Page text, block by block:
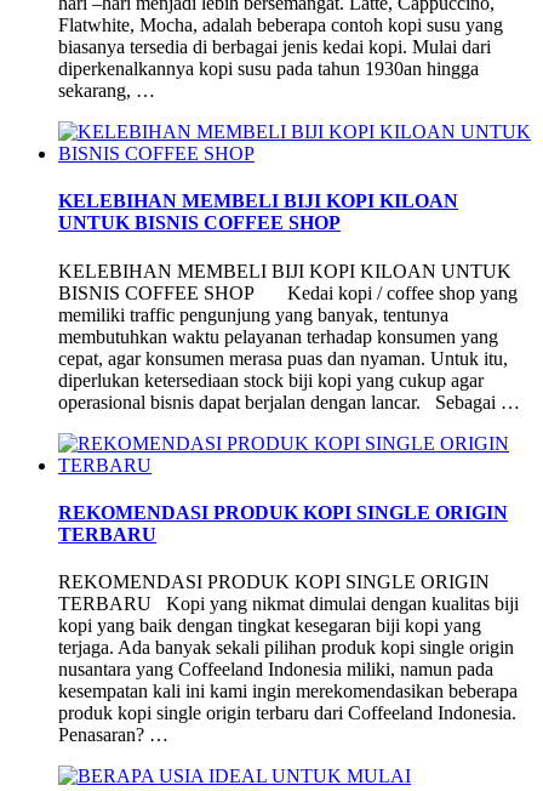
Flatwhite, Mocha, adalah beberapa contoh kopi susu yang
biasanya tersedia di berbagai jenis kedai kopi. Mulai dari
diperkenalkannya kopi susu pada tahun 1930an hingga
sekarang, …
KELEBIHAN MEMBELI BIJI KOPI KILOAN
UNTUK BISNIS COFFEE SHOP
KELEBIHAN MEMBELI BIJI KOPI KILOAN UNTUK
BISNIS COFFEE SHOP Kedai kopi / coffee shop yang
memiliki traffic pengunjung yang banyak, tentunya
membutuhkan waktu pelayanan terhadap konsumen yang
cepat, agar konsumen merasa puas dan nyaman. Untuk itu,
diperlukan ketersediaan stock biji kopi yang cukup agar
operasional bisnis dapat berjalan dengan lancar. Sebagai …
REKOMENDASI PRODUK KOPI SINGLE ORIGIN
TERBARU
REKOMENDASI PRODUK KOPI SINGLE ORIGIN
TERBARU Kopi yang nikmat dimulai dengan kualitas biji
kopi yang baik dengan tingkat kesegaran biji kopi yang
terjaga. Ada banyak sekali pilihan produk kopi single origin
nusantara yang Coffeeland Indonesia miliki, namun pada
kesempatan kali ini kami ingin merekomendasikan beberapa
produk kopi single origin terbaru dari Coffeeland Indonesia.
Penasaran? …